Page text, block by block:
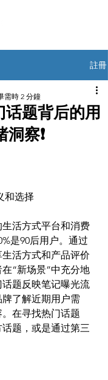
註冊
话题背后的用
察❗
需時 2 分鐘
和选择
活方式平台和消费
是90后用户。通过
活方式和产品评价
“新场景”中充分地
题反映笔记曝光流
了解近期用户需
在寻找热门话题
题，或是通过第三